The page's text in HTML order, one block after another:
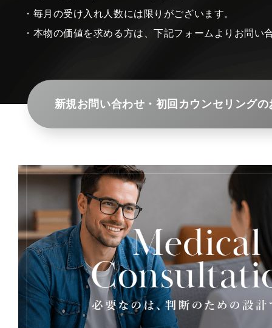
・毎月の受け入れ人数には限りがございます。
・本物の価値を求める方は、下記フォームよりお問い
新規お問い合わせ・初回カウンセリングの